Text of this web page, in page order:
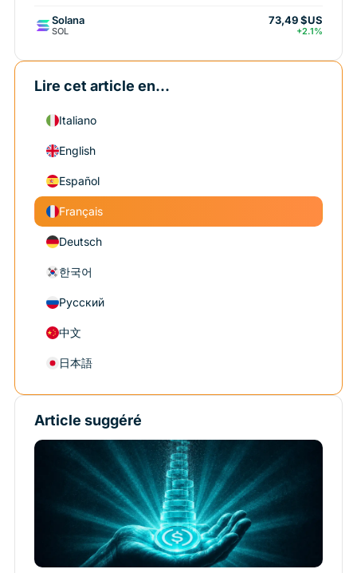
Solana
SOL
73,49 $US
+2.1%
Lire cet article en...
Italiano
English
Español
Français
Deutsch
한국어
Русский
中文
日本語
Article suggéré